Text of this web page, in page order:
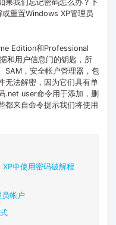
果我们忘记密码怎么办？下
重置Windows XP管理员
Edition和Professional
和用户信息门的钥匙，所
SAM，安全帐户管理器，包
无法解密，因为它们具有单
.net user命令用于添加，删
都来自命令提示我们将使用
中使用密码破解程
帐户